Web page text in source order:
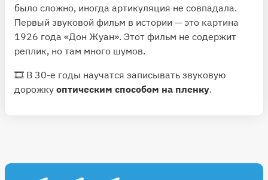
было сложно, иногда артикуляция не совпадала.
Первый звуковой фильм в истории — это картина
1926 года «Дон Жуан». Этот фильм не содержит
реплик, но там много шумов.
🎞 В 30-е годы научатся записывать звуковую
дорожку оптическим способом на пленку.